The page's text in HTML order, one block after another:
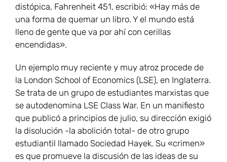
distópica, Fahrenheit 451, escribió: «Hay más de
una forma de quemar un libro. Y el mundo está
lleno de gente que va por ahí con cerillas
encendidas».
Un ejemplo muy reciente y muy atroz procede de
la London School of Economics (LSE), en Inglaterra.
Se trata de un grupo de estudiantes marxistas que
se autodenomina LSE Class War. En un manifiesto
que publicó a principios de julio, su dirección exigió
la disolución -la abolición total- de otro grupo
estudiantil llamado Sociedad Hayek. Su «crimen»
es que promueve la discusión de las ideas de su